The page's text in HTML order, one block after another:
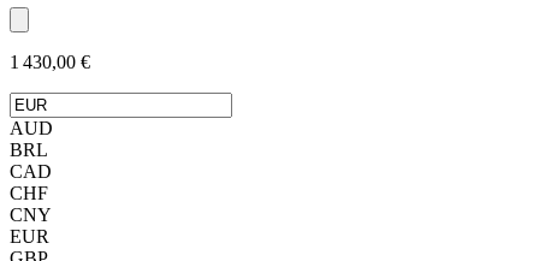
1 430,00 €
AUD
BRL
CAD
CHF
CNY
EUR